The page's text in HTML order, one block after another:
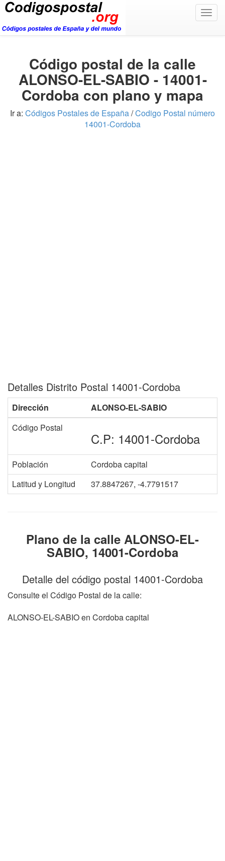
Código postal de la calle
ALONSO-EL-SABIO - 14001-
Cordoba con plano y mapa
Ir a: Códigos Postales de España/Codigo Postal número
14001-Cordoba
Detalles Distrito Postal 14001-Cordoba
Dirección
ALONSO-EL-SABIO
Código Postal
C.P: 14001-Cordoba
Población
Cordoba capital
Latitud y Longitud
37.8847267, -4.7791517
Plano de la calle ALONSO-EL-
SABIO, 14001-Cordoba
Detalle del código postal 14001-Cordoba
Consulte el Código Postal de la calle:
ALONSO-EL-SABIO en Cordoba capital